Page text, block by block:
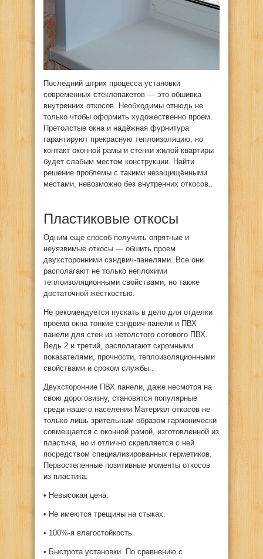
Последний штрих процесса установки
современных стеклопакетов — это обшивка
внутренних откосов. Необходимы отнюдь не
только чтобы оформить художественно проем.
Претолстые окна и надёжная фурнитура
гарантируют прекрасную теплоизоляцию, но
контакт оконной рамы и стенки жилой квартиры
будет слабым местом конструкции. Найти
решение проблемы с такими незащищёнными
местами, невозможно без внутренних откосов..
Пластиковые откосы
Одним ещё способ получить опрятные и
неуязвимые откосы — обшить проем
двухсторонними сэндвич-панелями. Все они
располагают не только неплохими
теплоизоляционными свойствами, но также
достаточной жёсткостью.
Не рекомендуется пускать в дело для отделки
проёма окна тонкие сэндвич-панели и ПВХ
панели для стен из нетолстого сотового ПВХ.
Ведь 2 и третий, располагают скромными
показателями, прочности, теплоизоляционными
свойствами и сроком службы..
Двухсторонние ПВХ панели, даже несмотря на
свою дороговизну, становятся популярные
среди нашего населения Материал откосов не
только лишь зрительным образом гармонически
совмещается с оконной рамой, изготовленной из
пластика, но и отлично скрепляется с ней
посредством специализированных герметиков.
Первостепенные позитивные моменты откосов
из пластика:
• Невысокая цена.
• Не имеются трещины на стыках.
• 100%-я влагостойкость.
• Быстрота установки. По сравнению с